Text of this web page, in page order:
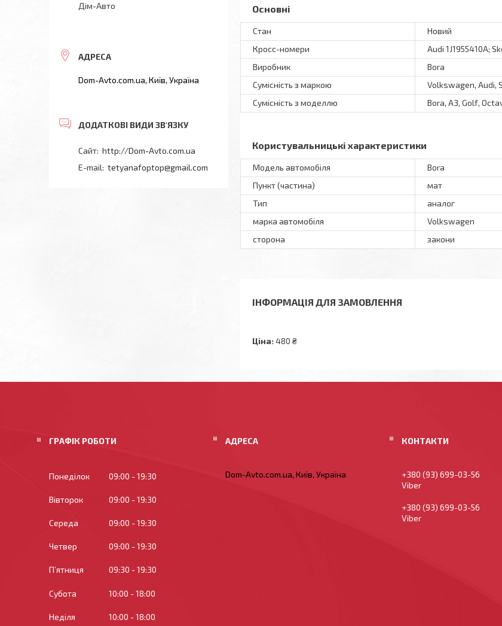
Основні
Стан
Новий
Кросс-номери
Audi 1J1955410A;
Виробник
Bora
Сумісність з маркою
Volkswagen, Audi,
Сумісність з моделлю
Bora, A3, Golf,
Користувальницькі характеристики
Модель автомобіля
Bora
Пункт (частина)
мат
Тип
аналог
марка автомобіля
Volkswagen
сторона
закони
ІНФОРМАЦІЯ ДЛЯ ЗАМОВЛЕННЯ
Ціна: 480 ₴
Дім-Авто
Dom-Avto.com.ua, Київ, Україна
http://Dom-Avto.com.ua
tetyanafoptop@gmail.com
ГРАФІК РОБОТИ
Понеділок 09:00 19:30
Вівторок 09:00 19:30
Середа 09:00 19:30
Четвер 09:00 19:30
Пʼятниця 09:30 19:30
Субота 10:00 18:00
Неділя 10:00 18:00
Dom-Avto.com.ua, Київ, Україна
+380 (93) 699-03-56
Viber
+380 (93) 699-03-56
Viber